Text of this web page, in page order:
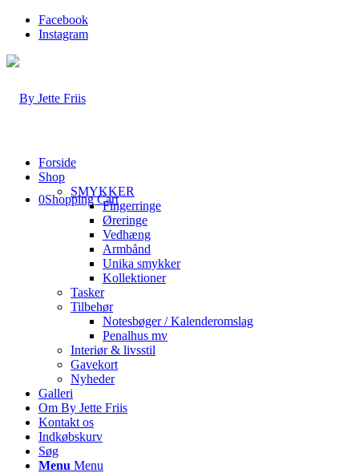
Facebook
Instagram
0Shopping Cart
Forside
Shop
SMYKKER
Fingerringe
Øreringe
Vedhæng
Armbånd
Unika smykker
Kollektioner
Tasker
Tilbehør
Notesbøger / Kalenderomslag
Penalhus mv
Interiør & livsstil
Gavekort
Nyheder
Galleri
Om By Jette Friis
Kontakt os
Indkøbskurv
Søg
Menu Menu